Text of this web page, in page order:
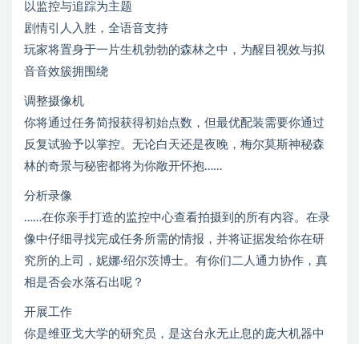
以监控与追踪为主题
剧情引人入胜，全语音支持
玩家将置身于一片生机勃勃的森林之中，为醒目视效与拟
音音效簇拥围绕
调整摄像机
你将通过任务简报获得初始点数，但最优配装需要你通过
反复试验予以掌控。无论白天还是夜晚，梅尔莫斯神秘森
林的奇景与秘密都将为你敞开怀抱……
分析录像
……在你亲手打造的监控中心查看拍摄到的所有内容。在录
像中仔细寻找完成任务所需的情报，并将证据发给你在研
究所的上司，妮娜·绍尔茨博士。有你们二人通力协作，真
相是否会水落石出呢？
开展工作
你是维亚戈大学的研究员，是这台永无止息的庞大机器中